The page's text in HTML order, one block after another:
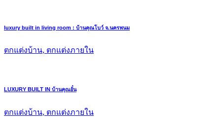
luxury built in living room : บ้านคุณโบว์ จ.นครพนม
ตกแต่งบ้าน, ตกแต่งภายใน
LUXURY BUILT IN บ้านคุณอั๋น
ตกแต่งบ้าน, ตกแต่งภายใน